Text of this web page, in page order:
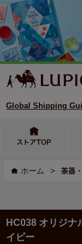
Global Shipping
ホーム > 茶器
HC038 オリジナ
イビー